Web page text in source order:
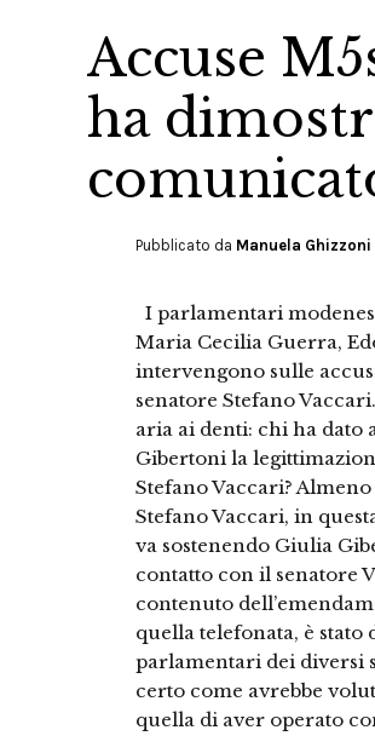
Accuse
ha
Pubblicato da Manuela Ghizzoni
I parlamentari
Maria Cecilia Guerra,
intervengono sulle
senatore Stefano
aria ai denti: chi ha dato
Gibertoni la
Stefano Vaccari?
Stefano Vaccari, in
va sostenendo Giulia
contatto con il senatore
contenuto
quella telefonata, è
parlamentari dei diversi
certo come avrebbe
quella di aver operato